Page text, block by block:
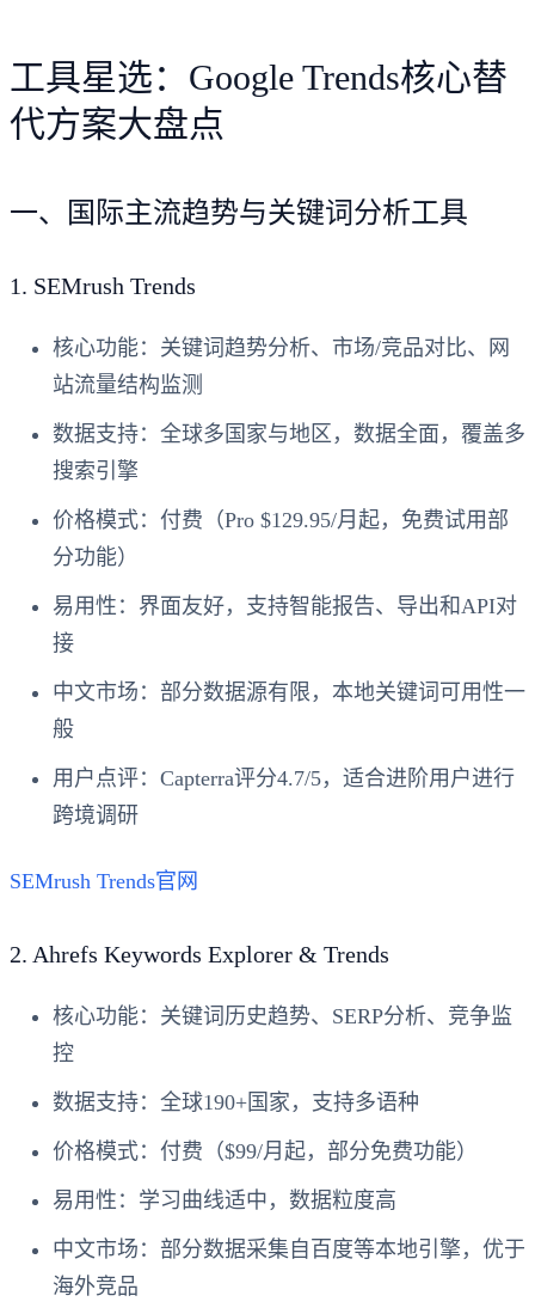
工具星选：Google Trends核心替
代方案大盘点
一、国际主流趋势与关键词分析工具
1. SEMrush Trends
核心功能：关键词趋势分析、市场/竞品对比、网
站流量结构监测
数据支持：全球多国家与地区，数据全面，覆盖多
搜索引擎
价格模式：付费（Pro $129.95/月起，免费试用部
分功能）
易用性 ：界面友好，支持智能报告、导出和API对
接
中文市场 ：部分数据源有限，本地关键词可用性一
般
用户点评：Capterra评分4.7/5，适合进阶用户进行
跨境调研
SEMrush Trends官网
2. Ahrefs Keywords Explorer & Trends
核心功能：关键词历史趋势、SERP分析、竞争监
控
数据支持：全球190+国家，支持多语种
价格模式：付费（$99/月起，部分免费功能）
易用性 ：学习曲线适中，数据粒度高
中文市场 ：部分数据采集自百度等本地引擎，优于
海外竞品